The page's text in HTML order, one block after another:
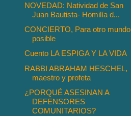
NOVEDAD: Natividad de San
Juan Bautista- Homilía d...
CONCIERTO, Para otro mundo
posible
Cuento LA ESPIGA Y LA VIDA
RABBI ABRAHAM HESCHEL,
maestro y profeta
¿PORQUÉ ASESINAN A
DEFENSORES
COMUNITARIOS?